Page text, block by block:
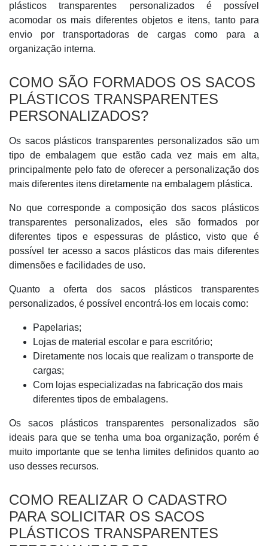
plásticos transparentes personalizados é possível
acomodar os mais diferentes objetos e itens, tanto para
envio por transportadoras de cargas como para a
organização interna.
COMO SÃO FORMADOS OS SACOS
PLÁSTICOS TRANSPARENTES
PERSONALIZADOS?
Os sacos plásticos transparentes personalizados são um
tipo de embalagem que estão cada vez mais em alta,
principalmente pelo fato de oferecer a personalização dos
mais diferentes itens diretamente na embalagem plástica.
No que corresponde a composição dos sacos plásticos
transparentes personalizados, eles são formados por
diferentes tipos e espessuras de plástico, visto que é
possível ter acesso a sacos plásticos das mais diferentes
dimensões e facilidades de uso.
Quanto a oferta dos sacos plásticos transparentes
personalizados, é possível encontrá-los em locais como:
Papelarias;
Lojas de material escolar e para escritório;
Diretamente nos locais que realizam o transporte de
cargas;
Com lojas especializadas na fabricação dos mais
diferentes tipos de embalagens.
Os sacos plásticos transparentes personalizados são
ideais para que se tenha uma boa organização, porém é
muito importante que se tenha limites definidos quanto ao
uso desses recursos.
COMO REALIZAR O CADASTRO
PARA SOLICITAR OS SACOS
PLÁSTICOS TRANSPARENTES